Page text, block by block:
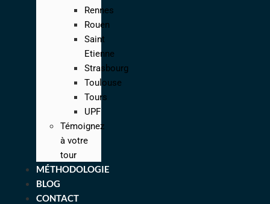
Rennes
Rouen
Saint
Etienne
Strasbourg
Toulouse
Tours
UPF
Témoignez
à votre
tour
MÉTHODOLOGIE
BLOG
CONTACT